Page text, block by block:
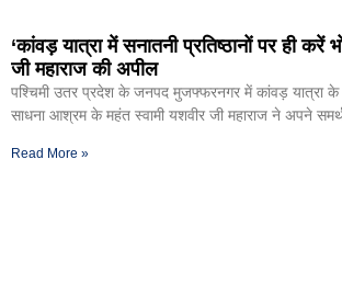
‘कांवड़ यात्रा में सनातनी प्रतिष्ठानों पर ही करें
जी महाराज की अपील
पश्चिमी उतर प्रदेश के जनपद मुजफ्फरनगर में कांवड़ यात्रा के
साधना आश्रम के महंत स्वामी यशवीर जी महाराज ने अपने
Read More »